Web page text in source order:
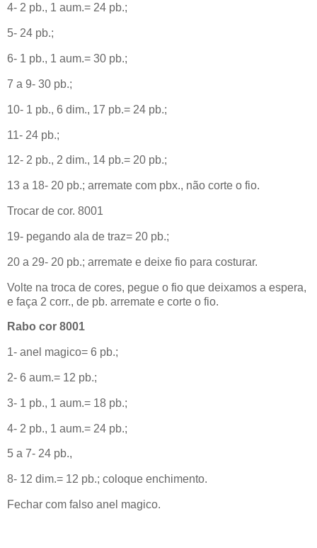
4- 2 pb., 1 aum.= 24 pb.;
5- 24 pb.;
6- 1 pb., 1 aum.= 30 pb.;
7 a 9- 30 pb.;
10- 1 pb., 6 dim., 17 pb.= 24 pb.;
11- 24 pb.;
12- 2 pb., 2 dim., 14 pb.= 20 pb.;
13 a 18- 20 pb.; arremate com pbx., não corte o fio.
Trocar de cor. 8001
19- pegando ala de traz= 20 pb.;
20 a 29- 20 pb.; arremate e deixe fio para costurar.
Volte na troca de cores, pegue o fio que deixamos a espera,
e faça 2 corr., de pb. arremate e corte o fio.
Rabo cor 8001
1- anel magico= 6 pb.;
2- 6 aum.= 12 pb.;
3- 1 pb., 1 aum.= 18 pb.;
4- 2 pb., 1 aum.= 24 pb.;
5 a 7- 24 pb.,
8- 12 dim.= 12 pb.; coloque enchimento.
Fechar com falso anel magico.